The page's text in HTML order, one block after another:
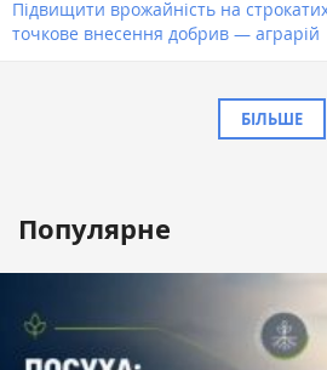
Підвищити врожайність на
точкове внесення добрив — аграрій
БІЛЬШЕ
Популярне